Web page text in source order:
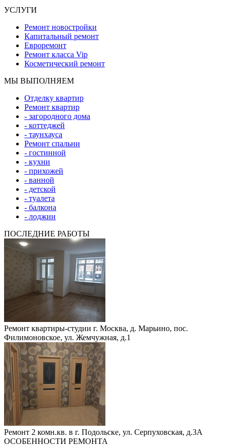
УСЛУГИ
Ремонт новостройки
Капитальный ремонт
Евроремонт
Ремонт класса Vip
Косметический ремонт
МЫ ВЫПОЛНЯЕМ
Отделку квартир
Ремонт квартир
- загородного дома
- коттеджей
- таунхауса
Ремонт спальни
- гостинной
- кухни
- прихожей
- ванной
- детской
- туалета
- балкона
- лоджии
ПОСЛЕДНИЕ РАБОТЫ
Ремонт квартиры-студии г. Москва, д. Марьино, пос.
Филимоновское, ул. Жемчужная, д.1
Ремонт 2 комн.кв. в г. Подольске, ул. Серпуховская, д.3А
ОСОБЕННОСТИ РЕМОНТА